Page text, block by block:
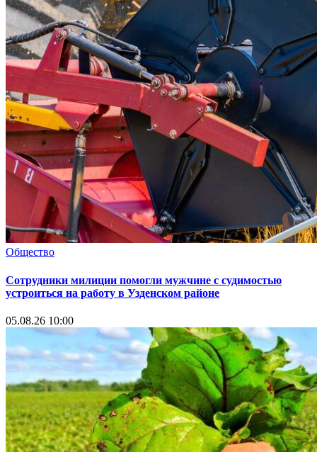
Общество
Сотрудники милиции помогли мужчине с судимостью
устроиться на работу в Узденском районе
05.08.26 10:00